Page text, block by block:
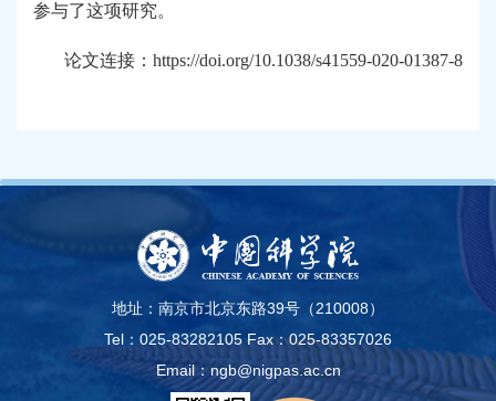
参与了这项研究。
论文连接： https://doi.org/10.1038/s41559-020-01387-8
地址：南京市北京东路39号（210008）
Tel：025-83282105 Fax：025-83357026
Email：ngb@nigpas.ac.cn